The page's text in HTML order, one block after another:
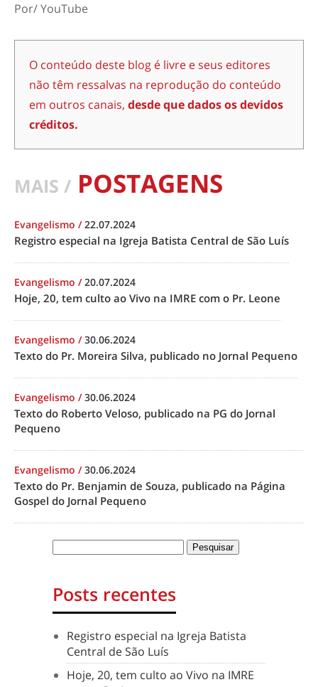
Por/ YouTube
O conteúdo deste blog é livre e seus editores
não têm ressalvas na reprodução do conteúdo
em outros canais, desde que dados os devidos
créditos.
MAIS / POSTAGENS
Evangelismo /22.07.2024
Registro especial na Igreja Batista Central de São Luís
Evangelismo /20.07.2024
Hoje, 20, tem culto ao Vivo na IMRE com o Pr. Leone
Evangelismo /30.06.2024
Texto do Pr. Moreira Silva, publicado no Jornal Pequeno
Evangelismo /30.06.2024
Texto do Roberto Veloso, publicado na PG do Jornal
Pequeno
Evangelismo /30.06.2024
Texto do Pr. Benjamin de Souza, publicado na Página
Gospel do Jornal Pequeno
Posts recentes
Registro especial na Igreja Batista
Central de São Luís
Hoje, 20, tem culto ao Vivo na IMRE